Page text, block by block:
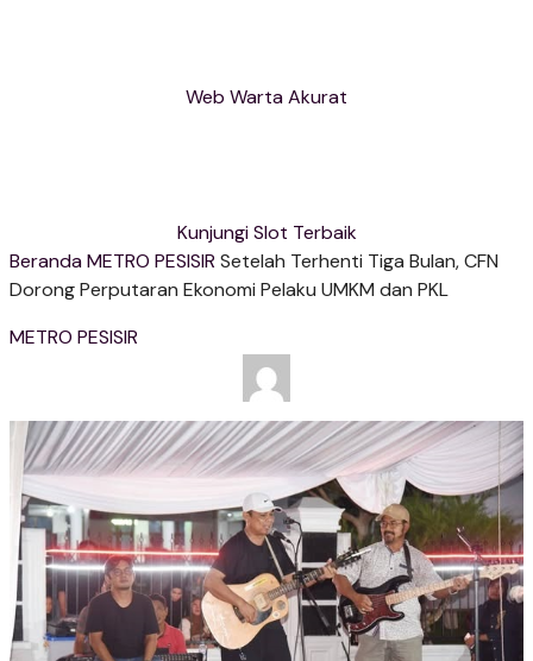
Web Warta Akurat
Kunjungi Slot Terbaik
BerandaMETRO PESISIR Setelah Terhenti Tiga Bulan, CFN
Dorong Perputaran Ekonomi Pelaku UMKM dan PKL
METRO PESISIR